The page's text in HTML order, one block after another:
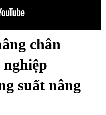
chân
suất nâng